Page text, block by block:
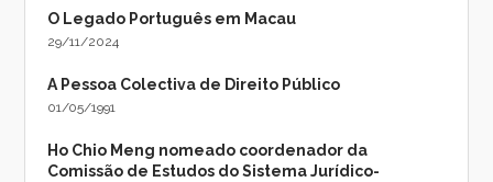
O Legado Português em Macau
29/11/2024
A Pessoa Colectiva de Direito Público
01/05/1991
Ho Chio Meng nomeado coordenador da
Comissão de Estudos do Sistema Jurídico-